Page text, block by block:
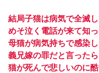
結局子猫は病気で全滅
めそ泣く電話が来て知
母猫が病気持ちで感染
義兄嫁の罪だと言ったら
猫が死んで悲しいのに